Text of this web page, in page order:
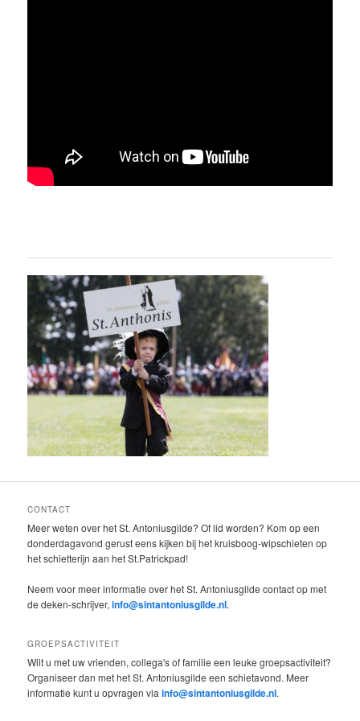
CONTACT
Meer weten over het St. Antoniusgilde? Of lid worden? Kom op een
donderdagavond gerust eens kijken bij het kruisboog-wipschieten op
het schietterijn aan het St.Patrickpad!
Neem voor meer informatie over het St. Antoniusgilde contact op met
de deken-schrijver,info@sintantoniusgilde.nl.
GROEPSACTIVITEIT
Wilt u met uw vrienden, collega's of familie een leuke groepsactiviteit?
Organiseer dan met het St. Antoniusgilde een schietavond. Meer
informatie kunt u opvragen viainfo@sintantoniusgilde.nl.